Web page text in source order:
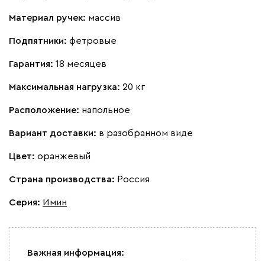
Материал ручек: массив
Подпятники: фетровые
Гарантия: 18 месяцев
Максимальная нагрузка: 20 кг
Расположение: напольное
Вариант доставки: в разобранном виде
Цвет: оранжевый
Страна производства: Россия
Серия: Имин
Важная информация: